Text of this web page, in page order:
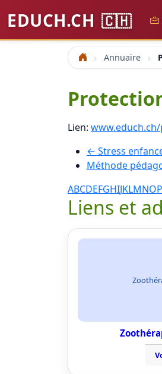
EDUCH.CH 🇨🇭
Accueil Annuaire
Lien:
← Stress
Méthode
ABCDEFGHIJKLMNOP
Liens et